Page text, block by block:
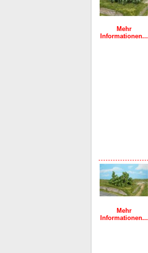
Mehr
Informationen...
Mehr
Informationen...